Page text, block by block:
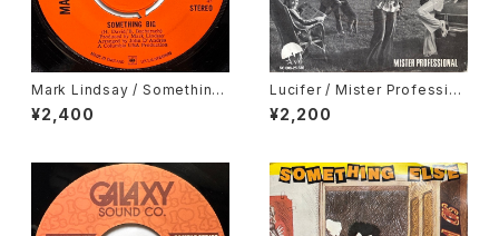
Mark Lindsay / Something
Big
¥2,400
Lucifer / Mister Profession
al, I Can See The Sun In La
te December
¥2,200